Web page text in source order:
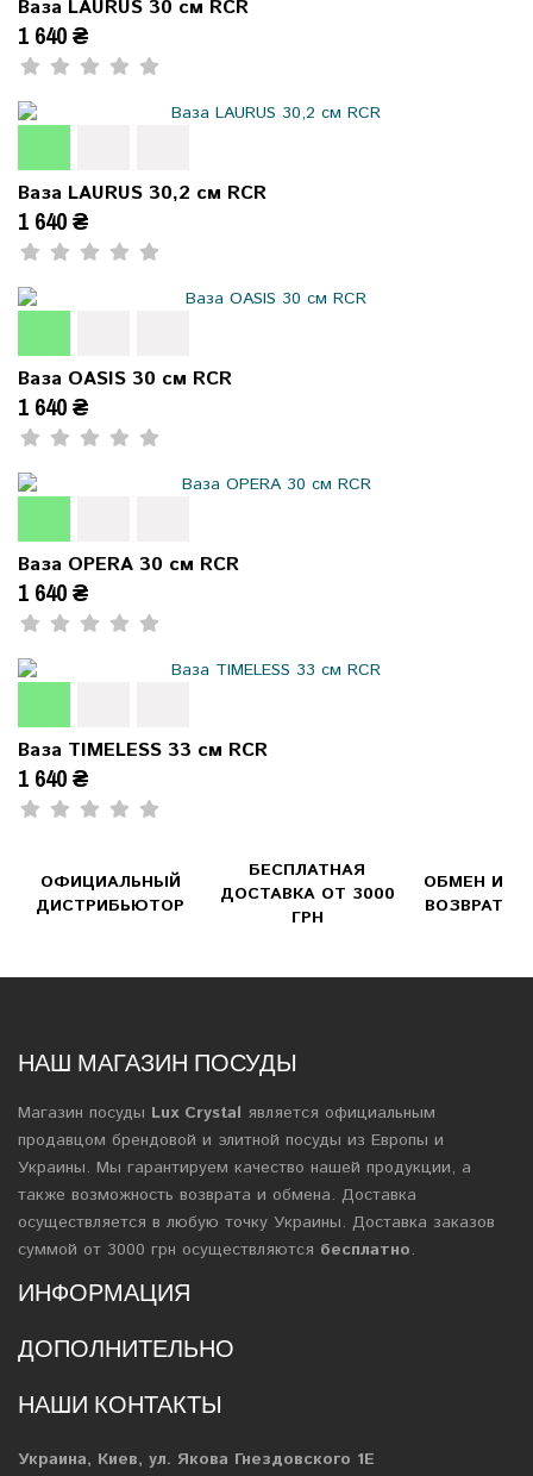
Ваза LAURUS 30 см RCR
1 640 ₴
Ваза LAURUS 30,2 см RCR
1 640 ₴
Ваза OASIS 30 см RCR
1 640 ₴
Ваза OPERA 30 см RCR
1 640 ₴
Ваза TIMELESS 33 см RCR
1 640 ₴
ОФИЦИАЛЬНЫЙ
ДИСТРИБЬЮТОР
БЕСПЛАТНАЯ
ДОСТАВКА ОТ 3000
ГРН
ОБМЕН И
ВОЗВРАТ
НАШ МАГАЗИН ПОСУДЫ
Магазин посуды Lux Crystal является официальным
продавцом брендовой и элитной посуды из Европы и
Украины. Мы гарантируем качество нашей продукции, а
также возможность возврата и обмена. Доставка
осуществляется в любую точку Украины. Доставка заказов
суммой от 3000 грн осуществляются бесплатно.
ИНФОРМАЦИЯ
ДОПОЛНИТЕЛЬНО
НАШИ КОНТАКТЫ
Украина, Киев, ул. Якова Гнездовского 1Е